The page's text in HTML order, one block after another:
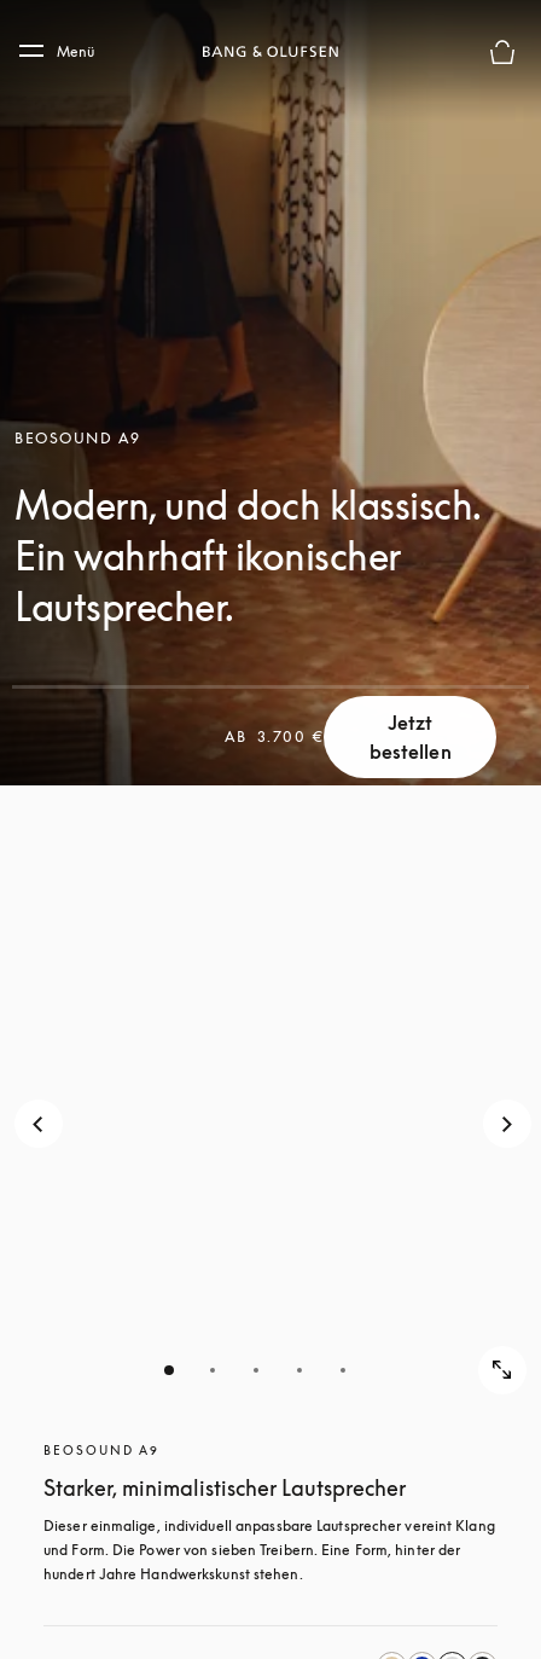
Skip to main footer
Menü
Die
BEOSOUND A9
Modern, und doch klassisch.
Ein wahrhaft ikonischer
Lautsprecher.
AB 3.700 €
Jetzt
bestellen
BEOSOUND A9
Starker, minimalistischer Lautsprecher
Dieser einmalige, individuell anpassbare Lautsprecher vereint Klang
und Form. Die Power von sieben Treibern. Eine Form, hinter der
hundert Jahre Handwerkskunst stehen.